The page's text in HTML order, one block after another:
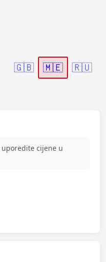
🇬🇧 🇲🇪 🇷🇺
cijene u